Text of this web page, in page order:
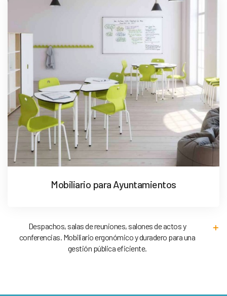
Mobiliario para Ayuntamientos
Despachos, salas de reuniones, salones de actos y
conferencias. Mobiliario ergonómico y duradero para una
gestión pública eficiente.